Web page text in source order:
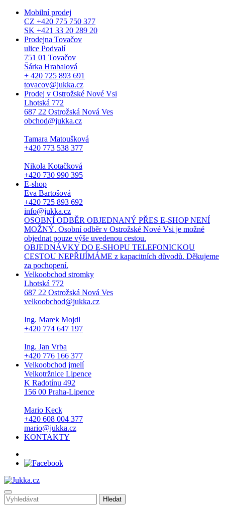
Mobilní prodej
CZ +420 775 750 377
SK +421 33 20 289 20
Prodejna Tovačov
ulice Podvalí
751 01 Tovačov
Šárka Hrabalová
+ 420 725 893 691
tovacov@jukka.cz
Prodej v Ostrožské Nové Vsi
Lhotská 772
687 22 Ostrožská Nová Ves
obchod@jukka.cz
Tamara Matoušková
+420 773 538 377
Nikola Kotačková
+420 730 990 395
E-shop
Eva Bartošová
+420 725 893 692
info@jukka.cz
OSOBNÍ ODBĚR OBJEDNANÝ PŘES E-SHOP NENÍ
MOŽNÝ. Osobní odběr v Ostrožské Nové Vsi je možné
objednat pouze výše uvedenou cestou.
OBJEDNÁVKY DO E-SHOPU TELEFONICKOU
CESTOU NEPŘIJÍMÁME z kapacitních důvodů. Děkujeme
za pochopení.
Velkoobchod stromky
Lhotská 772
687 22 Ostrožská Nová Ves
velkoobchod@jukka.cz
Ing. Marek Mojdl
+420 774 647 197
Ing. Jan Vrba
+420 776 166 377
Velkoobchod jmelí
Velkotržnice Lipence
K Radotínu 492
156 00 Praha-Lipence
Mario Keck
+420 608 004 377
mario@jukka.cz
KONTAKTY